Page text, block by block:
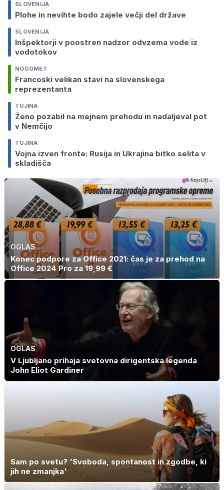
SLOVENIJA
Plohe in nevihte bodo zajele večji del države
SLOVENIJA
Inšpektorji v poostren nadzor odvzema vode iz
vodotokov
NOGOMET
Francoski velikan stavi na slovenskega
reprezentanta
TUJINA
Ženo pozabil na mejnem prehodu in nadaljeval pot
v Nemčijo
TUJINA
Vojna izven fronte: Rusija in Ukrajina bitko selita v
skladišča
OGLAS
Konec podpore za Office 2021: čas je za prehod na
Office 2024 Pro za 19,99 €
OGLAS
V Ljubljano prihaja svetovna dirigentska legenda
John Eliot Gardiner
Sam po svetu? 'Svoboda, spontanost in zgodbe, ki
jih ne zmanjka'